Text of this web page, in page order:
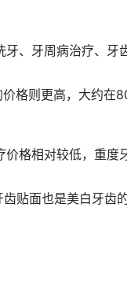
牙、牙周病治疗、牙
格则更高，大约在
格相对较低，重度
贴面也是美白牙齿